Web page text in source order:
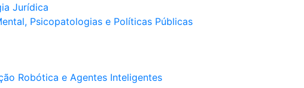
Jurídica
Psicopatologias e Políticas Públicas
Robótica e Agentes Inteligentes